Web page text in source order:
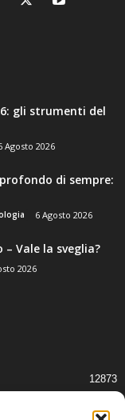
gli strumenti del
Agosto 2026
di sempre:
6 Agosto 2026
Vale la sveglia?
2026
12873